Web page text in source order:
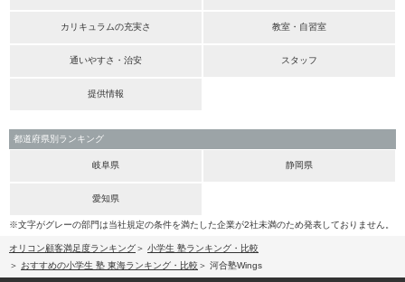
カリキュラムの充実さ 教室・自習室
通いやすさ・治安 スタッフ
提供情報
都道府県別ランキング
岐阜県 静岡県
愛知県
※文字がグレーの部門は当社規定の条件を満たした企業が2社未満のため発表しておりません。
オリコン顧客満足度ランキング
小学生 塾ランキング・比較
おすすめの小学生 塾 東海ランキング・比較
河合塾Wings